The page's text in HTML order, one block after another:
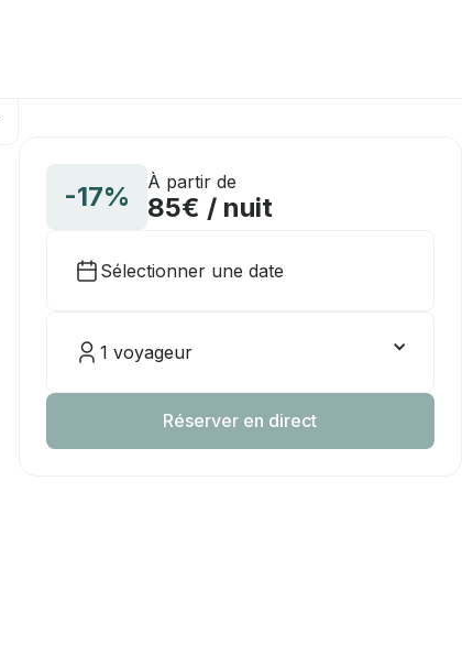
-17% À partir de
85€ / nuit
Sélectionner une date
1 voyageur
Réserver en direct